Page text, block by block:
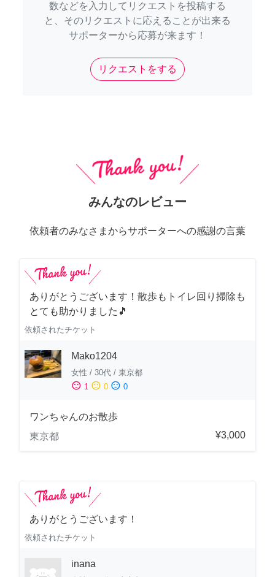
数などを入力してリクエストを投稿する
と、そのリクエストに応えることが出来る
サポーターから応募が来ます！
リクエストをする
みんなのレビュー
依頼者のみなさまからサポーターへの感謝の言葉
ありがとうございます！散歩もトイレ回り掃除も
とても助かりました🎵
依頼されたチケット
Mako1204
女性 / 30代 / 東京都
sentiment_satisfied 1 sentiment_neutral 0 sentiment_dissatisfied 0
ワンちゃんのお散歩
東京都
¥3,000
ありがとうございます！
依頼されたチケット
inana